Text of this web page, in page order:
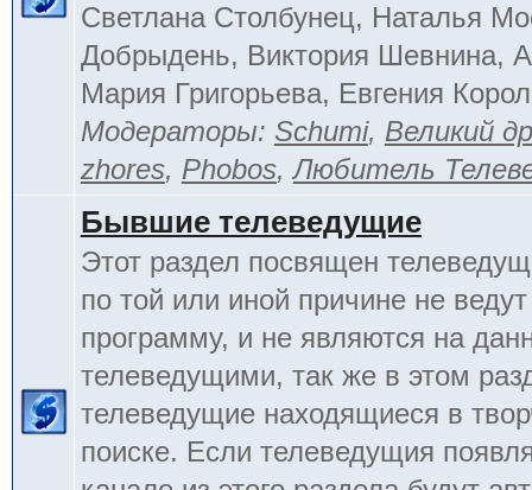
Светлана Столбунец, Наталья
Добрыдень, Виктория Шевнина,
Мария Григорьева, Евгения
Модераторы: Schumi, Великий
zhores, Phobos,Любитель
Бывшие телеведущие
Этот раздел посвящен
по той или иной причине не
программу, и не являются на
телеведущими, так же в этом
телеведущие находящиеся в
поиске. Если телеведущия